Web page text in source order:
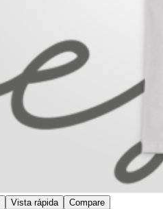
Vista rápida Compare